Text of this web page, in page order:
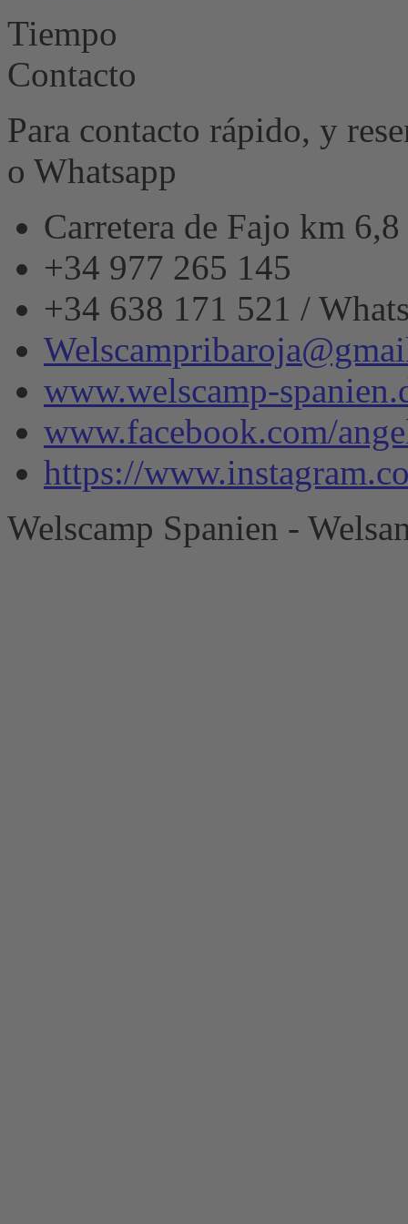
eRecht24
Tiempo
Contacto
Para contacto rápido, y
o Whatsapp
Carretera de Fajo km
+34 977 265 145
+34 638 171 521 /
www.welscamp-
www.facebook.com/
https://
Welscamp Spanien -